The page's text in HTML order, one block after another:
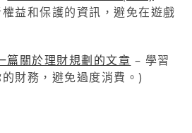
益和保護的資訊，避免在遊戲
篇關於理財規劃的文章 – 學習
財務，避免過度消費。)